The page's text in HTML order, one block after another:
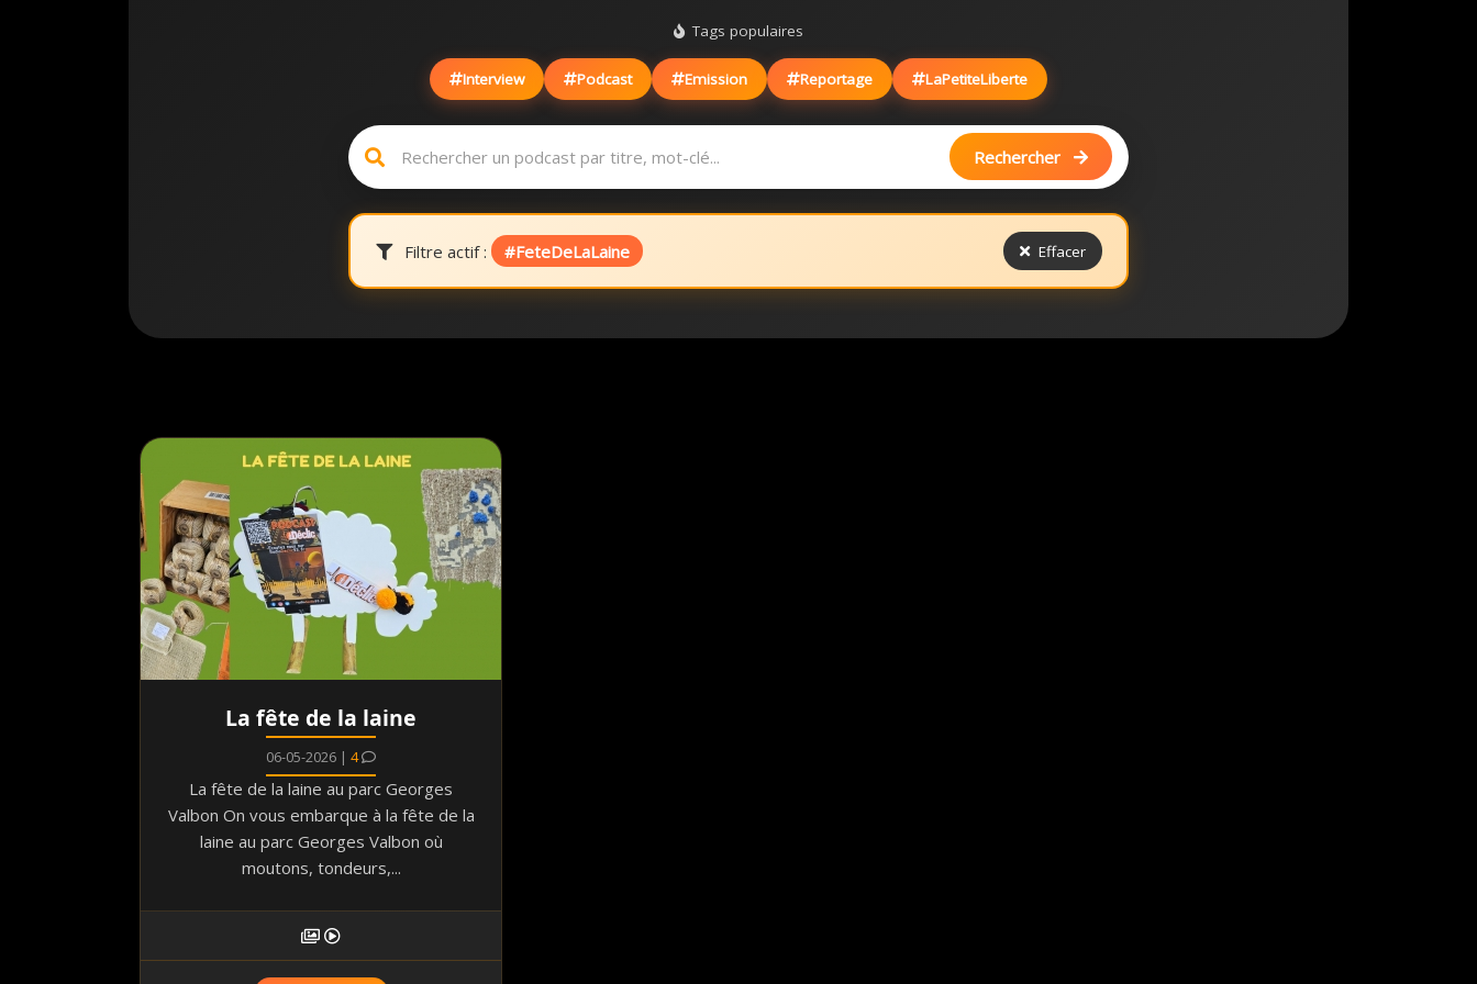
Tags populaires
Interview Podcast Emission Reportage LaPetiteLiberte
Rechercher
Filtre actif : #FeteDeLaLaine Effacer
La fête de la laine
06-05-2026 | 4
La fête de la laine au parc Georges
Valbon On vous embarque à la fête de la
laine au parc Georges Valbon où
moutons, tondeurs,...